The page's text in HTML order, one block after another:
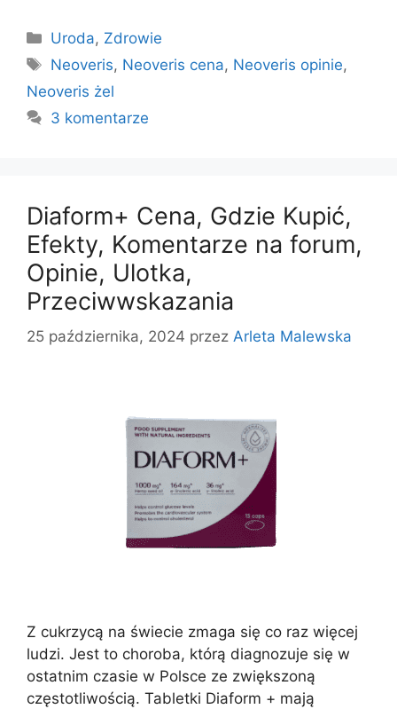
Kategorie
Uroda, Zdrowie
Tagi
Neoveris, Neoveris cena, Neoveris opinie,
Neoveris żel
3 komentarze
Diaform+ Cena, Gdzie Kupić,
Efekty, Komentarze na forum,
Opinie, Ulotka,
Przeciwwskazania
25 października, 2024 przez Arleta Malewska
Z cukrzycą na świecie zmaga się co raz więcej
ludzi. Jest to choroba, którą diagnozuje się w
ostatnim czasie w Polsce ze zwiększoną
częstotliwością. Tabletki Diaform + mają